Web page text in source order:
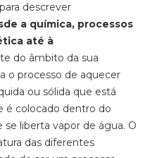
descrever
a química, processos
até à
do âmbito da sua
o processo de aquecer
ou sólida que está
é colocado dentro do
liberta vapor de água. O
das diferentes